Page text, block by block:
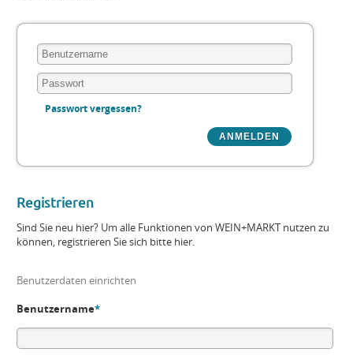
Passwort vergessen?
Registrieren
Sind Sie neu hier? Um alle Funktionen von WEIN+MARKT nutzen zu
können, registrieren Sie sich bitte hier.
Benutzerdaten einrichten
Benutzername*